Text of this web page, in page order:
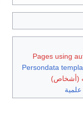
Pages using
Persondata
(أشخاص)